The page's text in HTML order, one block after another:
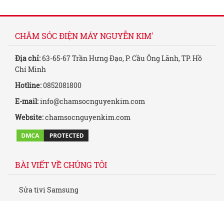
CHĂM SÓC ĐIỆN MÁY NGUYỄN KIM'
Địa chỉ:63-65-67 Trần Hưng Đạo, P. Cầu Ông Lãnh, TP. Hồ
Chí Minh
Hotline:0852081800
E-mail:info@chamsocnguyenkim.com
Website:chamsocnguyenkim.com
BÀI VIẾT VỀ CHÚNG TÔI
Sửa tivi Samsung